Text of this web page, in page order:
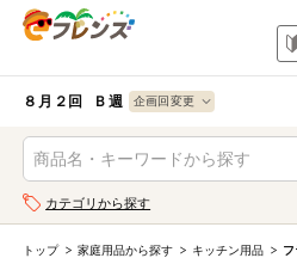
ログイン
生協加入はこちら
８月２回 Ｂ週
食品
から探す
果物
野菜
肉・ハム・ソ
ーセージ
果物すべて
カテゴリから探す
検索条件を指定してください。全
も検索できます。
キーワード
トップ 家庭用品から探す キッチン用品